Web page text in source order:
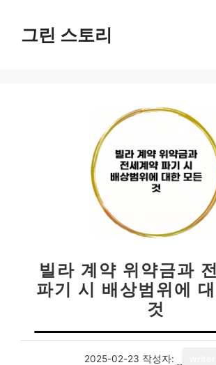
그린 스토리
빌라 계약 위약금과
파기 시 배상범위에
것
2025-02-23 작성자: